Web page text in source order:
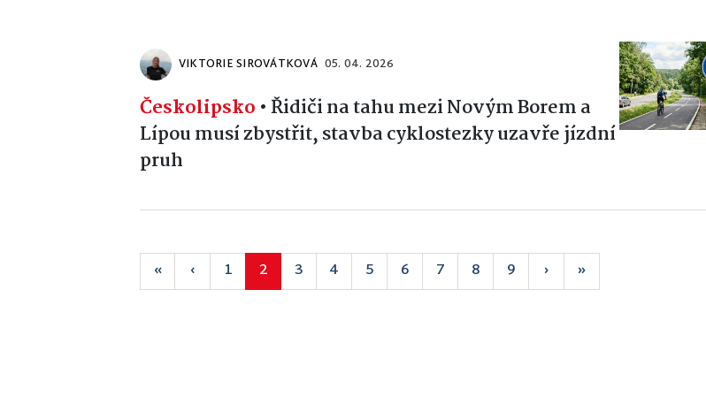
VIKTORIE SIROVÁTKOVÁ 05. 04. 2026
Českolipsko •Řidiči na tahu mezi Novým Borem a
Lípou musí zbystřit, stavba cyklostezky uzavře jízdní
pruh
« ‹ 1 2 3 4 5 6 7 8 9 › »